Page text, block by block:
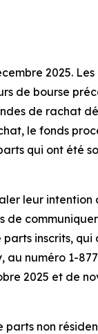
2025.
de bourse
de rachat
le fonds
qui ont été
leur
inscrits,
numéro 1-
2025 et de
non